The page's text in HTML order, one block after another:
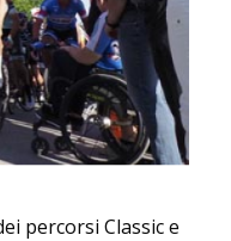
percorsi Classic e